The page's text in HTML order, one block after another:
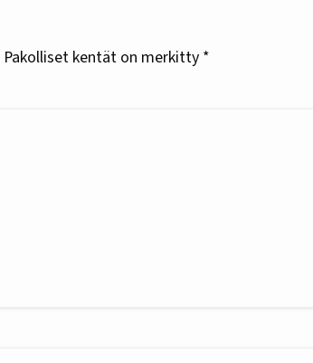
Pakolliset kentät on merkitty *